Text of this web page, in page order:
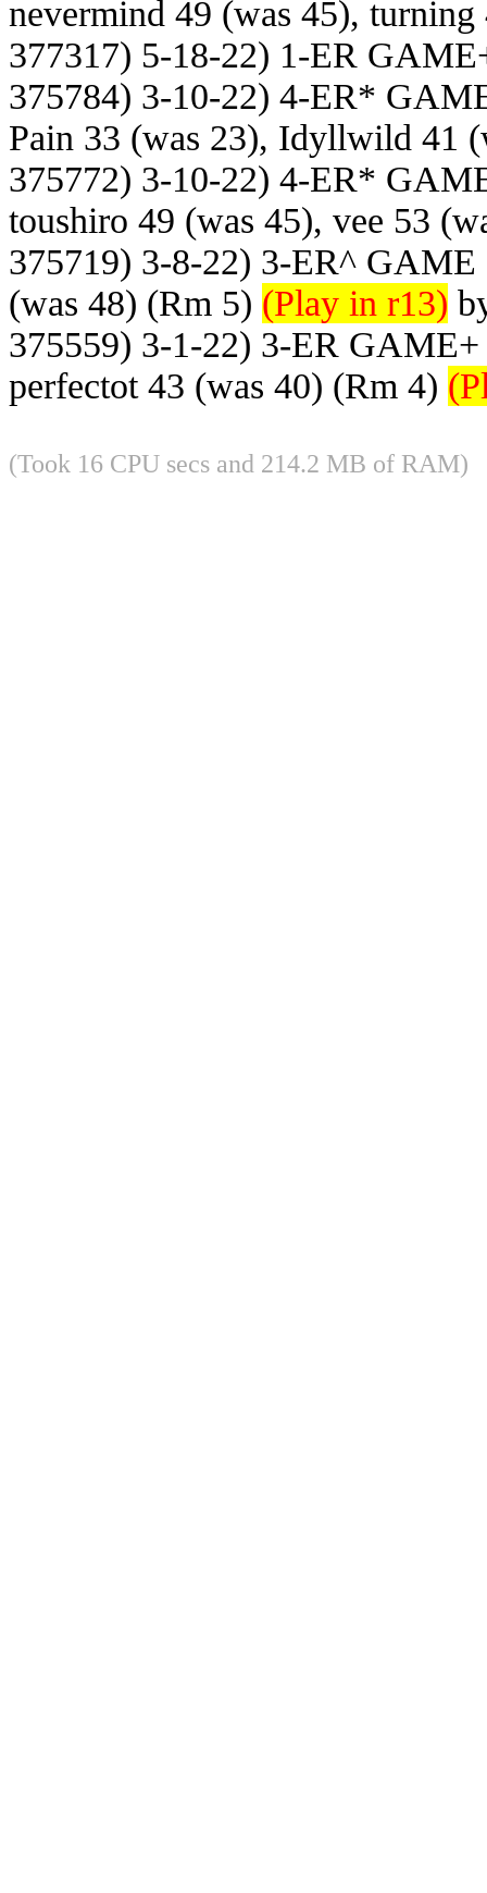
nevermind 49 (was 45), turning
377317) 5-18-22) 1-ER
375784) 3-10-22) 4-ER*
Pain 33 (was 23), Idyllwild 41
375772) 3-10-22) 4-ER*
toushiro 49 (was 45), vee 53
375719) 3-8-22) 3-ER^
(was 48) (Rm 5) (Play in r13)
375559) 3-1-22) 3-ER
perfectot 43 (was 40) (Rm 4)
(Took 16 CPU secs and 214.2 MB of RAM)